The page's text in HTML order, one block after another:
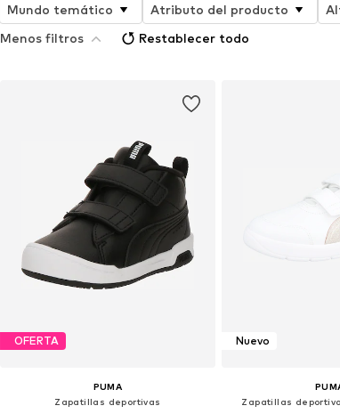
Mundo temático
Atributo del producto
Menos filtros
Restablecer todo
OFERTA
PUMA
Zapatillas deportivas
Nuevo
Zapatillas